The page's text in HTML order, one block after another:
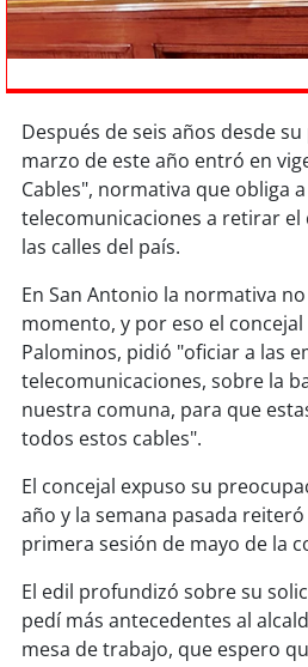
soychile
soyiquique
soycalama
soyantofagasta
soycopiapó
soyvalparaíso
soyquillota
soysanantonio
soychillán
soysancarlos
soytalcahuano
Después de seis años desde
marzo de este año entró en
Cables", normativa que obliga
telecomunicaciones a retirar el
las calles del país.
En San Antonio la normativa
momento, y por eso el
Palominos, pidió "oficiar a las
telecomunicaciones, sobre la
nuestra comuna, para que
todos estos cables".
El concejal expuso su
año y la semana pasada
primera sesión de mayo de la
El edil profundizó sobre su
pedí más antecedentes al
mesa de trabajo, que espero